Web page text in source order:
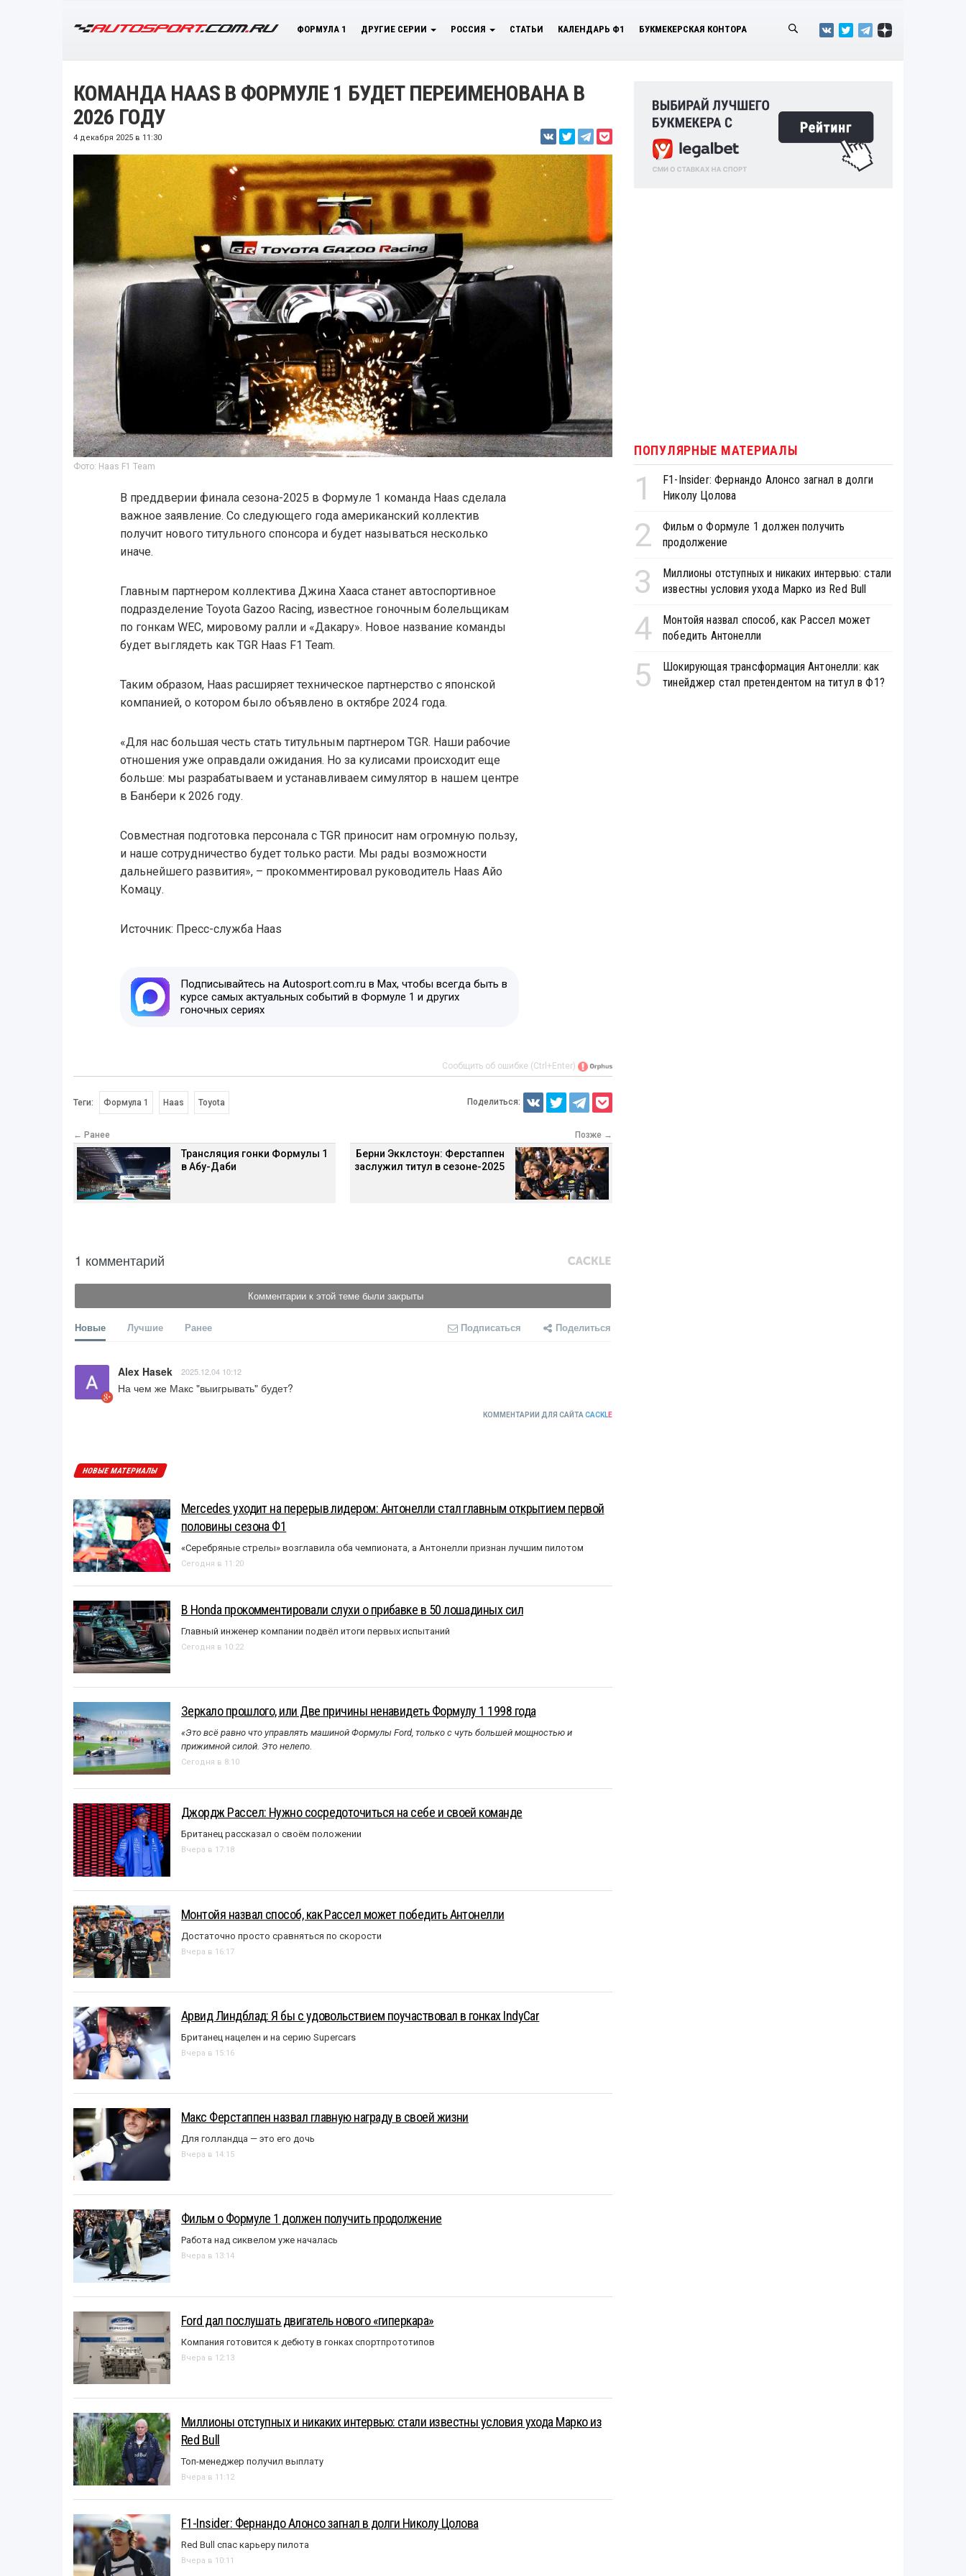
ФОРМУЛА 1 ДРУГИЕ СЕРИИ РОССИЯ СТАТЬИ КАЛЕНДАРЬ Ф1 БУКМЕКЕРСКАЯ КОНТОРА
КОМАНДА HAAS В ФОРМУЛЕ 1 БУДЕТ ПЕРЕИМЕНОВАНА В
2026 ГОДУ
4 декабря 2025 в 11:30
Фото: Haas F1 Team
В преддверии финала сезона-2025 в Формуле 1 команда Haas сделала
важное заявление. Со следующего года американский коллектив
получит нового титульного спонсора и будет называться несколько
иначе.
Главным партнером коллектива Джина Хааса станет автоспортивное
подразделение Toyota Gazoo Racing, известное гоночным болельщикам
по гонкам WEC, мировому ралли и «Дакару». Новое название команды
будет выглядеть как TGR Haas F1 Team.
Таким образом, Haas расширяет техническое партнерство с японской
компанией, о котором было объявлено в октябре 2024 года.
«Для нас большая честь стать титульным партнером TGR. Наши рабочие
отношения уже оправдали ожидания. Но за кулисами происходит еще
больше: мы разрабатываем и устанавливаем симулятор в нашем центре
в Банбери к 2026 году.
Совместная подготовка персонала с TGR приносит нам огромную пользу,
и наше сотрудничество будет только расти. Мы рады возможности
дальнейшего развития», – прокомментировал руководитель Haas Айо
Комацу.
Источник: Пресс-служба Haas
Подписывайтесь на Autosport.com.ru в Max, чтобы всегда быть в
курсе самых актуальных событий в Формуле 1 и других
гоночных сериях
Сообщить об ошибке (Ctrl+Enter)
Теги: Формула 1 Haas Toyota Поделиться:
← Ранее
Трансляция гонки Формулы 1
в Абу-Даби
Позже →
Берни Экклстоун: Ферстаппен
заслужил титул в сезоне-2025
1 комментарий
Комментарии к этой теме были закрыты
Новые Лучшие Ранее Подписаться Поделиться
Alex Hasek 2025.12.04 10:12
На чем же Макс "выигрывать" будет?
КОММЕНТАРИИ ДЛЯ САЙТА CACKLE
НОВЫЕ МАТЕРИАЛЫ
Mercedes уходит на перерыв лидером: Антонелли стал главным открытием первой
половины сезона Ф1
«Серебряные стрелы» возглавила оба чемпионата, а Антонелли признан лучшим пилотом
Сегодня в 11:20
В Honda прокомментировали слухи о прибавке в 50 лошадиных сил
Главный инженер компании подвёл итоги первых испытаний
Сегодня в 10:22
Зеркало прошлого, или Две причины ненавидеть Формулу 1 1998 года
«Это всё равно что управлять машиной Формулы Ford, только с чуть большей мощностью и
прижимной силой. Это нелепо.
Сегодня в 8:10
Джордж Рассел: Нужно сосредоточиться на себе и своей команде
Британец рассказал о своём положении
Вчера в 17:18
Монтойя назвал способ, как Рассел может победить Антонелли
Достаточно просто сравняться по скорости
Вчера в 16:17
Арвид Линдблад: Я бы с удовольствием поучаствовал в гонках IndyCar
Британец нацелен и на серию Supercars
Вчера в 15:16
Макс Ферстаппен назвал главную награду в своей жизни
Для голландца — это его дочь
Вчера в 14:15
Фильм о Формуле 1 должен получить продолжение
Работа над сиквелом уже началась
Вчера в 13:14
Ford дал послушать двигатель нового «гиперкара»
Компания готовится к дебюту в гонках спортпрототипов
Вчера в 12:13
Миллионы отступных и никаких интервью: стали известны условия ухода Марко из
Red Bull
Топ-менеджер получил выплату
Вчера в 11:12
F1-Insider: Фернандо Алонсо загнал в долги Николу Цолова
Red Bull спас карьеру пилота
Вчера в 10:11
ПОПУЛЯРНЫЕ МАТЕРИАЛЫ
1
F1-Insider: Фернандо Алонсо загнал в долги
Николу Цолова
2
Фильм о Формуле 1 должен получить
продолжение
3
Миллионы отступных и никаких интервью: стали
известны условия ухода Марко из Red Bull
4
Монтойя назвал способ, как Рассел может
победить Антонелли
5
Шокирующая трансформация Антонелли: как
тинейджер стал претендентом на титул в Ф1?